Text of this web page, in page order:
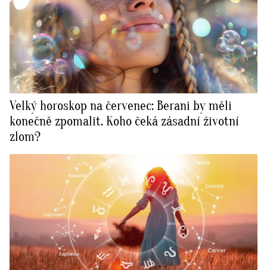
Velký horoskop na červenec: Berani by měli
konečně zpomalit. Koho čeká zásadní životní
zlom?